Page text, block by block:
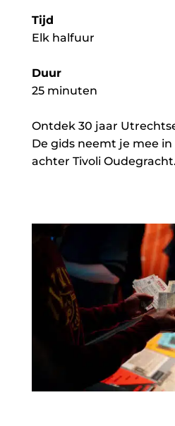
Tijd
Elk halfuur
Duur
25 minuten
Ontdek 30 jaar
De gids neemt je mee
achter Tivoli Oudegracht.